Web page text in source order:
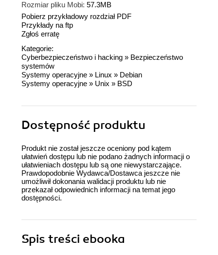
Rozmiar pliku Mobi: 57.3MB
Pobierz przykładowy rozdział PDF
Przykłady na ftp
Zgłoś erratę
Kategorie:
Cyberbezpieczeństwo i hacking » Bezpieczeństwo
systemów
Systemy operacyjne » Linux » Debian
Systemy operacyjne » Unix » BSD
Dostępność produktu
Produkt nie został jeszcze oceniony pod kątem
ułatwień dostępu lub nie podano żadnych informacji o
ułatwieniach dostępu lub są one niewystarczające.
Prawdopodobnie Wydawca/Dostawca jeszcze nie
umożliwił dokonania walidacji produktu lub nie
przekazał odpowiednich informacji na temat jego
dostępności.
Spis treści ebooka